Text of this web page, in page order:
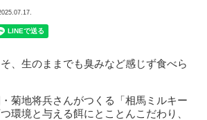
、生のままでも臭みなど感じず食べら
菊地将兵さんがつくる「相馬ミルキー
環境と与える餌にとことんこだわり、